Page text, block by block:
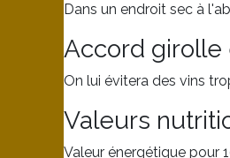
Dans un endroit sec à
Accord girolle
On lui évitera des vins
Valeurs
Valeur énergétique pour